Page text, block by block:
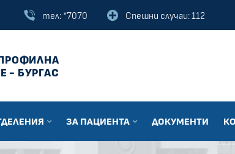
тел: *7070 Спешни случаи: 112
- БУРГАС
Въведи
ЗА ПАЦИЕНТА ДОКУМЕНТИ